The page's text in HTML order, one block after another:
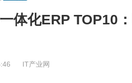
体化ERP TOP10
IT产业网